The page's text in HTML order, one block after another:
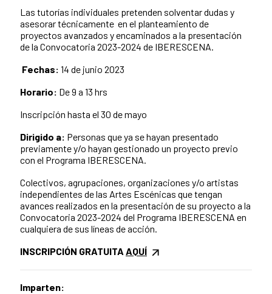
Las tutorías individuales pretenden solventar dudas y
asesorar técnicamente en el planteamiento de
proyectos avanzados y encaminados a la presentación
de la Convocatoria 2023-2024 de IBERESCENA.
Fechas: 14 de junio 2023
Horario: De9 a 13 hrs
Inscripción hasta el 30 de mayo
Dirigido a: Personas que ya se hayan presentado
previamente y/o hayan gestionado un proyecto previo
con el Programa IBERESCENA.
Colectivos, agrupaciones, organizaciones y/o artistas
independientes de las Artes Escénicas que tengan
avances realizados en la presentación de su proyecto a la
Convocatoria 2023-2024 del Programa IBERESCENA en
cualquiera de sus líneas de acción.
INSCRIPCIÓN GRATUITA AQUÍ
Imparten: